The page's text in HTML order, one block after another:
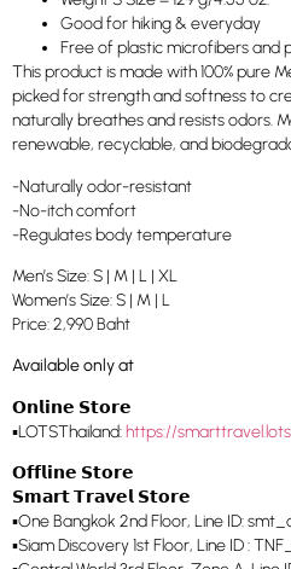
Good for hiking & everyday
Free of plastic microfibers and
This product is made with 100% pure
picked for strength and softness to
naturally breathes and resists odors.
renewable, recyclable, and
-Naturally odor-resistant
-No-itch comfort
-Regulates body temperature
Men’s Size: S | M | L | XL
Women’s Size: S | M | L
Price: 2,990 Baht
Available only at
𝗢𝗻𝗹𝗶𝗻𝗲 𝗦𝘁𝗼𝗿𝗲
▪️LOTSThailand: https://
𝗢𝗳𝗳𝗹𝗶𝗻𝗲 𝗦𝘁𝗼𝗿𝗲
𝗦𝗺𝗮𝗿𝘁 𝗧𝗿𝗮𝘃𝗲𝗹 𝗦𝘁𝗼𝗿𝗲
▪️One Bangkok 2nd Floor, Line ID:
▪️Siam Discovery 1st Floor, Line ID :